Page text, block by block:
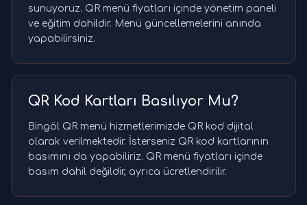
sunuyoruz. QR menü fiyatları içinde yönetim paneli
ve eğitim dahildir. Menü güncellemelerini anında
yapabilirsiniz.
QR Kod Kartları Basılıyor Mu?
Bingöl QR menü hizmetlerimizde QR kod dijital
olarak verilmektedir. İsterseniz QR kod kartlarının
basımını da yapabiliriz. QR menü fiyatları içinde
basım dahil değildir, ayrıca ücretlendirilir.